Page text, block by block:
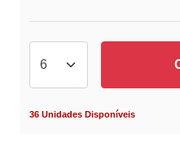
36 Unidades Disponíveis